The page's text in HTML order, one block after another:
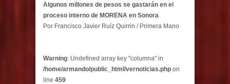
Algunos millones de pesos se gastarán en el
proceso interno de MORENA en Sonora
Por Francisco Javier Ruíz Quirrin / Primera Mano
Warning: Undefined array key "columna" in
/home/armando/public_html/vernoticias.php on
line 459